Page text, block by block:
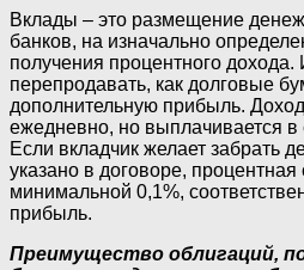
Вклады – это размещение
банков, на изначально
получения процентного дохода.
перепродавать, как долговые
дополнительную прибыль.
ежедневно, но выплачивается в
Если вкладчик желает забрать
указано в договоре, процентная
минимальной 0,1%,
прибыль.
Преимущество облигаций,